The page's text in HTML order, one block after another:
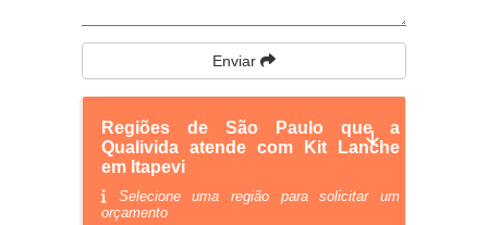
Enviar
Regiões de São Paulo que a
Qualivida atende com Kit Lanche
em Itapevi
Selecione uma região para solicitar um
orçamento